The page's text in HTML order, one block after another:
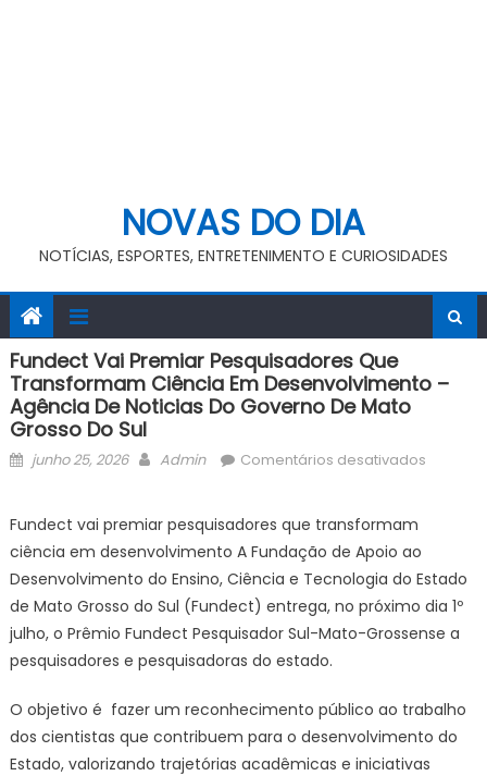
NOVAS DO DIA
NOTÍCIAS, ESPORTES, ENTRETENIMENTO E CURIOSIDADES
Fundect Vai Premiar Pesquisadores Que
Transformam Ciência Em Desenvolvimento –
Agência De Noticias Do Governo De Mato
Grosso Do Sul
Posted
junho 25, 2026 Author
Admin Comentários desativadosem
que
ciência
–
Agência
de
Fundect vai premiar pesquisadores que transformam
ciência em desenvolvimento A Fundação de Apoio ao
Desenvolvimento do Ensino, Ciência e Tecnologia do Estado
de Mato Grosso do Sul (Fundect) entrega, no próximo dia 1º
julho, o Prêmio Fundect Pesquisador Sul-Mato-Grossense a
pesquisadores e pesquisadoras do estado.
O objetivo é fazer um reconhecimento público ao trabalho
dos cientistas que contribuem para o desenvolvimento do
Estado, valorizando trajetórias acadêmicas e iniciativas